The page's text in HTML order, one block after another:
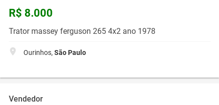
R$ 8.000
Trator massey ferguson 265 4x2 ano 1978
Ourinhos, São Paulo
Vendedor